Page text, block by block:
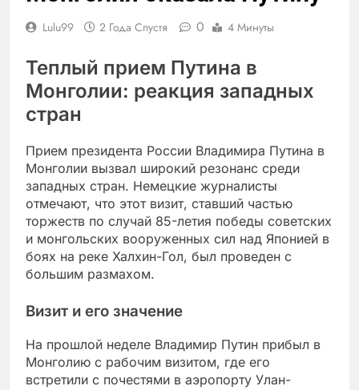
Lulu99 2 Года Спустя 0 4 Минуты
Теплый прием Путина в
Монголии: реакция западных
стран
Прием президента России Владимира Путина в
Монголии вызвал широкий резонанс среди
западных стран. Немецкие журналисты
отмечают, что этот визит, ставший частью
торжеств по случай 85-летия победы советских
и монгольских вооруженных сил над Японией в
боях на реке Халхин-Гол, был проведен с
большим размахом.
Визит и его значение
На прошлой неделе Владимир Путин прибыл в
Монголию с рабочим визитом, где его
встретили с почестями в аэропорту Улан-